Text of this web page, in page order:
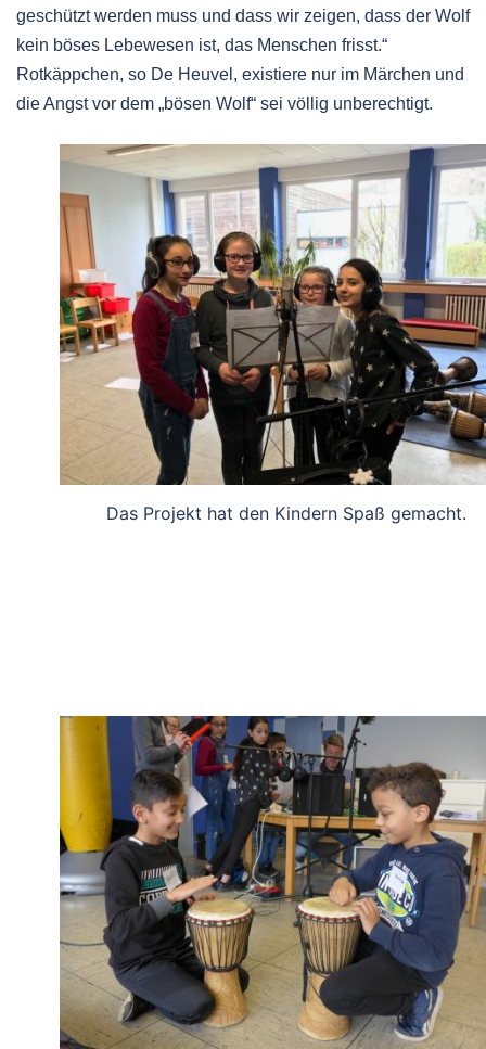
geschützt werden muss und dass wir zeigen, dass der Wolf
kein böses Lebewesen ist, das Menschen frisst.“
Rotkäppchen, so De Heuvel, existiere nur im Märchen und
die Angst vor dem „bösen Wolf“ sei völlig unberechtigt.
Das Projekt hat den Kindern Spaß gemacht.